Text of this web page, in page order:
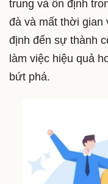
trung và ổn định
đà và mất thời gian
định đến sự thành
làm việc hiệu quả
bứt phá.